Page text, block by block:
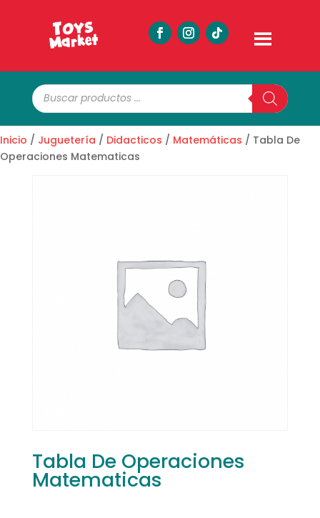
Búsqueda
de
productos
Inicio / Juguetería / Didacticos / Matemáticas / Tabla De
Operaciones Matematicas
Tabla De Operaciones
Matematicas